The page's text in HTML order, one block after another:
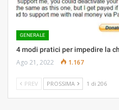
GENERALE
4 modi pratici per impedire la
Ago 21, 2022 1.167
PREV PROSSIMA 1 di 206